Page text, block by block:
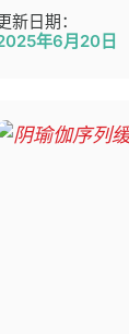
新日期：
年6月20日